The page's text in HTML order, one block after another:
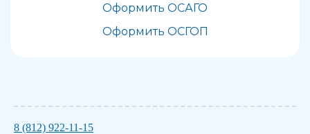
Оформить ОСАГО
Оформить ОСГОП
8 (812) 922-11-15